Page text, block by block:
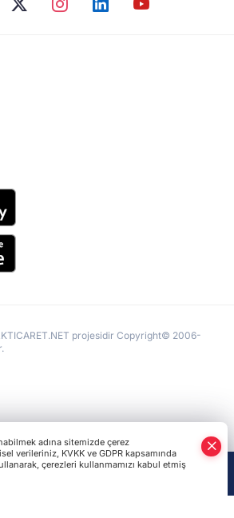
projesidir Copyright© 2006-
adına sitemizde çerez
verileriniz, KVKK ve GDPR kapsamında
çerezleri kullanmamızı kabul etmiş